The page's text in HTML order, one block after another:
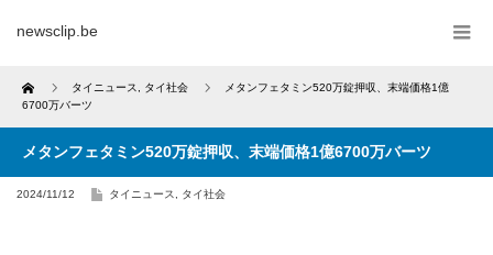
newsclip.be
Home タイニュース タイ社会
メタンフェタミン520万錠押収、末端価格1億
6700万バーツ
メタンフェタミン520万錠押収、末端価格1億6700万バーツ
2024/11/12 タイニュース タイ社会